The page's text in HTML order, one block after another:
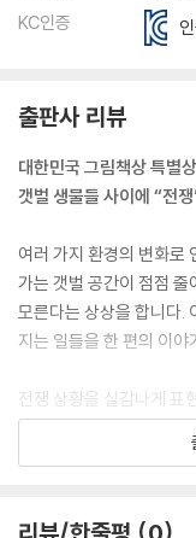
KC인증
출판사 리뷰
대한민국 그림책상 특별
갯벌 생물들 사이에 “전
여러 가지 환경의 변화로
가는 갯벌 공간이 점점
모른다는 상상을 합니다.
지는 일들을 한 편의 이야
전쟁 상황을 실감나게 표
이뤄진 그림들과 전투가
출로 이야기에 긴장감을